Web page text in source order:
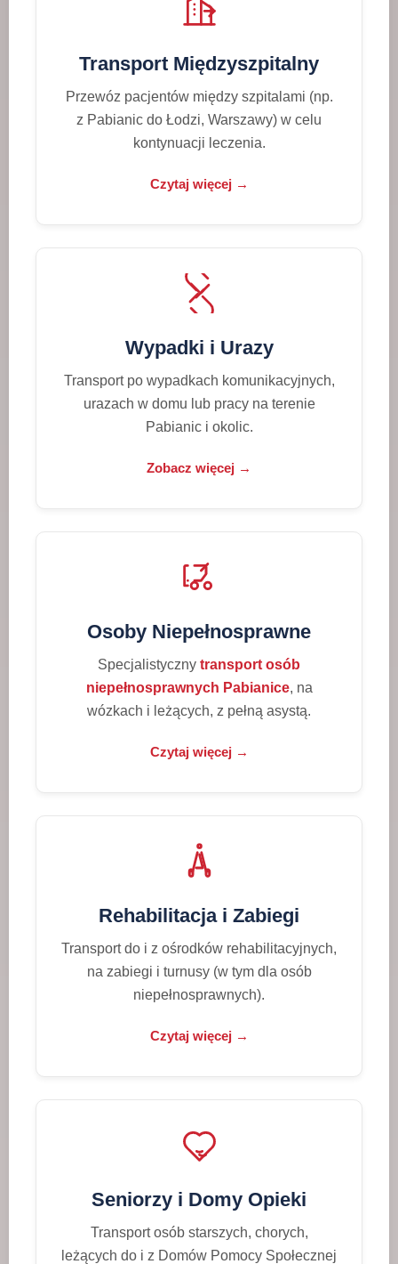
Transport Międzyszpitalny
Przewóz pacjentów między szpitalami (np.
z Pabianic do Łodzi, Warszawy) w celu
kontynuacji leczenia.
Czytaj więcej →
Wypadki i Urazy
Transport po wypadkach komunikacyjnych,
urazach w domu lub pracy na terenie
Pabianic i okolic.
Zobacz więcej →
Osoby Niepełnosprawne
Specjalistyczny transport osób
niepełnosprawnych Pabianice, na
wózkach i leżących, z pełną asystą.
Czytaj więcej →
Rehabilitacja i Zabiegi
Transport do i z ośrodków rehabilitacyjnych,
na zabiegi i turnusy (w tym dla osób
niepełnosprawnych).
Czytaj więcej →
Seniorzy i Domy Opieki
Transport osób starszych, chorych,
leżących do i z Domów Pomocy Społecznej